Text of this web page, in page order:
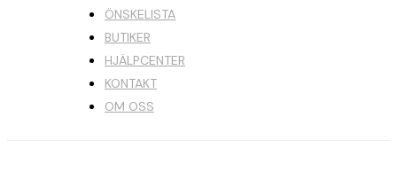
ÖNSKELISTA
BUTIKER
HJÄLPCENTER
KONTAKT
OM OSS